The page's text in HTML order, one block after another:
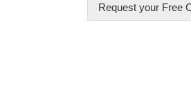
Request your Free